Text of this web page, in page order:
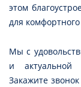
этом
для
Мы с
и
Закажите